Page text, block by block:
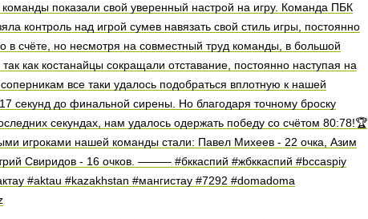
показали свой уверенный настрой на игру. Команда ПБК
контроль над игрой сумев навязать свой стиль игры, постоянно
в счёте, но несмотря на совместный труд команды, в большой
как костанайцы сокращали отставание, постоянно наступая на
все таки удалось подобраться вплотную к нашей
секунд до финальной сирены. Но благодаря точному броску
секундах, нам удалось одержать победу со счётом 80:78!🏆
игроками нашей команды стали: Павел Михеев - 22 очка, Азим
Свиридов - 16 очков. ——— #бккаспий #жбккаспий #bccaspiy
#aktau #kazakhstan #мангистау #7292 #domadoma